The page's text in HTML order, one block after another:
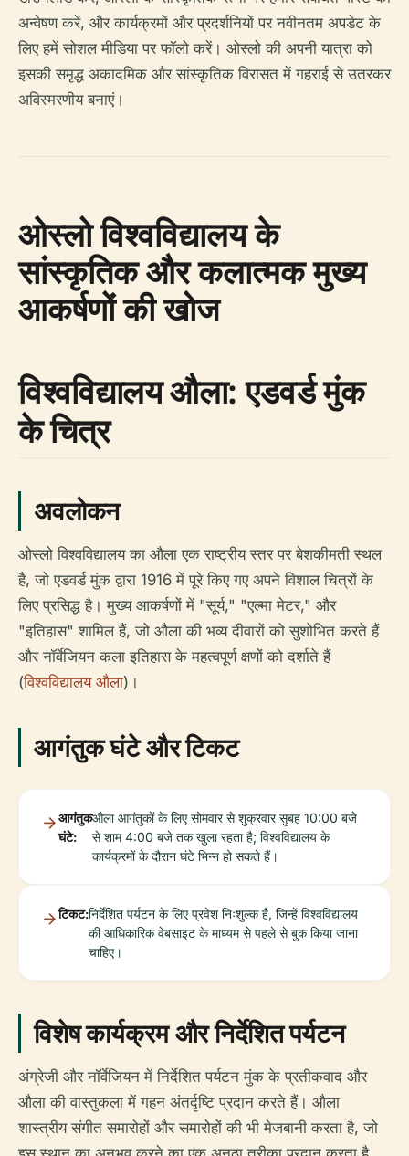
अन्वेषण करें, और कार्यक्रमों और प्रदर्शनियों पर नवीनतम अपडेट के
लिए हमें सोशल मीडिया पर फॉलो करें। ओस्लो की अपनी यात्रा को
इसकी समृद्ध अकादमिक और सांस्कृतिक विरासत में गहराई से उतरकर
अविस्मरणीय बनाएं।
ओस्लो विश्वविद्यालय के
सांस्कृतिक और कलात्मक मुख्य
आकर्षणों की खोज
विश्वविद्यालय औला: एडवर्ड मुंक
के चित्र
अवलोकन
ओस्लो विश्वविद्यालय का औला एक राष्ट्रीय स्तर पर बेशकीमती स्थल
है, जो एडवर्ड मुंक द्वारा 1916 में पूरे किए गए अपने विशाल चित्रों के
लिए प्रसिद्ध है। मुख्य आकर्षणों में "सूर्य," "एल्मा मेटर," और
"इतिहास" शामिल हैं, जो औला की भव्य दीवारों को सुशोभित करते हैं
और नॉर्वेजियन कला इतिहास के महत्वपूर्ण क्षणों को दर्शाते हैं
(विश्वविद्यालय औला)।
आगंतुक घंटे और टिकट
आगंतुक
घंटे:
औला आगंतुकों के लिए सोमवार से शुक्रवार सुबह 10:00 बजे
से शाम 4:00 बजे तक खुला रहता है; विश्वविद्यालय के
कार्यक्रमों के दौरान घंटे भिन्न हो सकते हैं।
टिकट:निर्देशित पर्यटन के लिए प्रवेश निःशुल्क है, जिन्हें विश्वविद्यालय
की आधिकारिक वेबसाइट के माध्यम से पहले से बुक किया जाना
चाहिए।
विशेष कार्यक्रम और निर्देशित पर्यटन
अंग्रेजी और नॉर्वेजियन में निर्देशित पर्यटन मुंक के प्रतीकवाद और
औला की वास्तुकला में गहन अंतर्दृष्टि प्रदान करते हैं। औला
शास्त्रीय संगीत समारोहों और समारोहों की भी मेजबानी करता है, जो